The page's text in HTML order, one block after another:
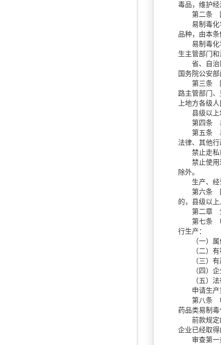
毒品，维护
第二条 国
易制毒化学
品种，由本
易制毒化学
生主管部门
省、自治区
国务院公安
第三条 国
路主管部门
上地方各级
县级以上地
第四条 易
第五条 易
法律、其他
禁止走私或
禁止使用现
除外。
生产、经营
第六条 国
的，县级以
第二章
第七条
行生产：
（一）属依
（二）有符
（三）有严
（四）企业
（五）法
申请生产第
第八条 申
药品类易制
前款规定的
企业已经取
审查第一类